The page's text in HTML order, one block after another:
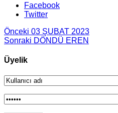
Facebook
Twitter
Önceki 03 ŞUBAT 2023
Sonraki DÖNDÜ EREN
Üyelik